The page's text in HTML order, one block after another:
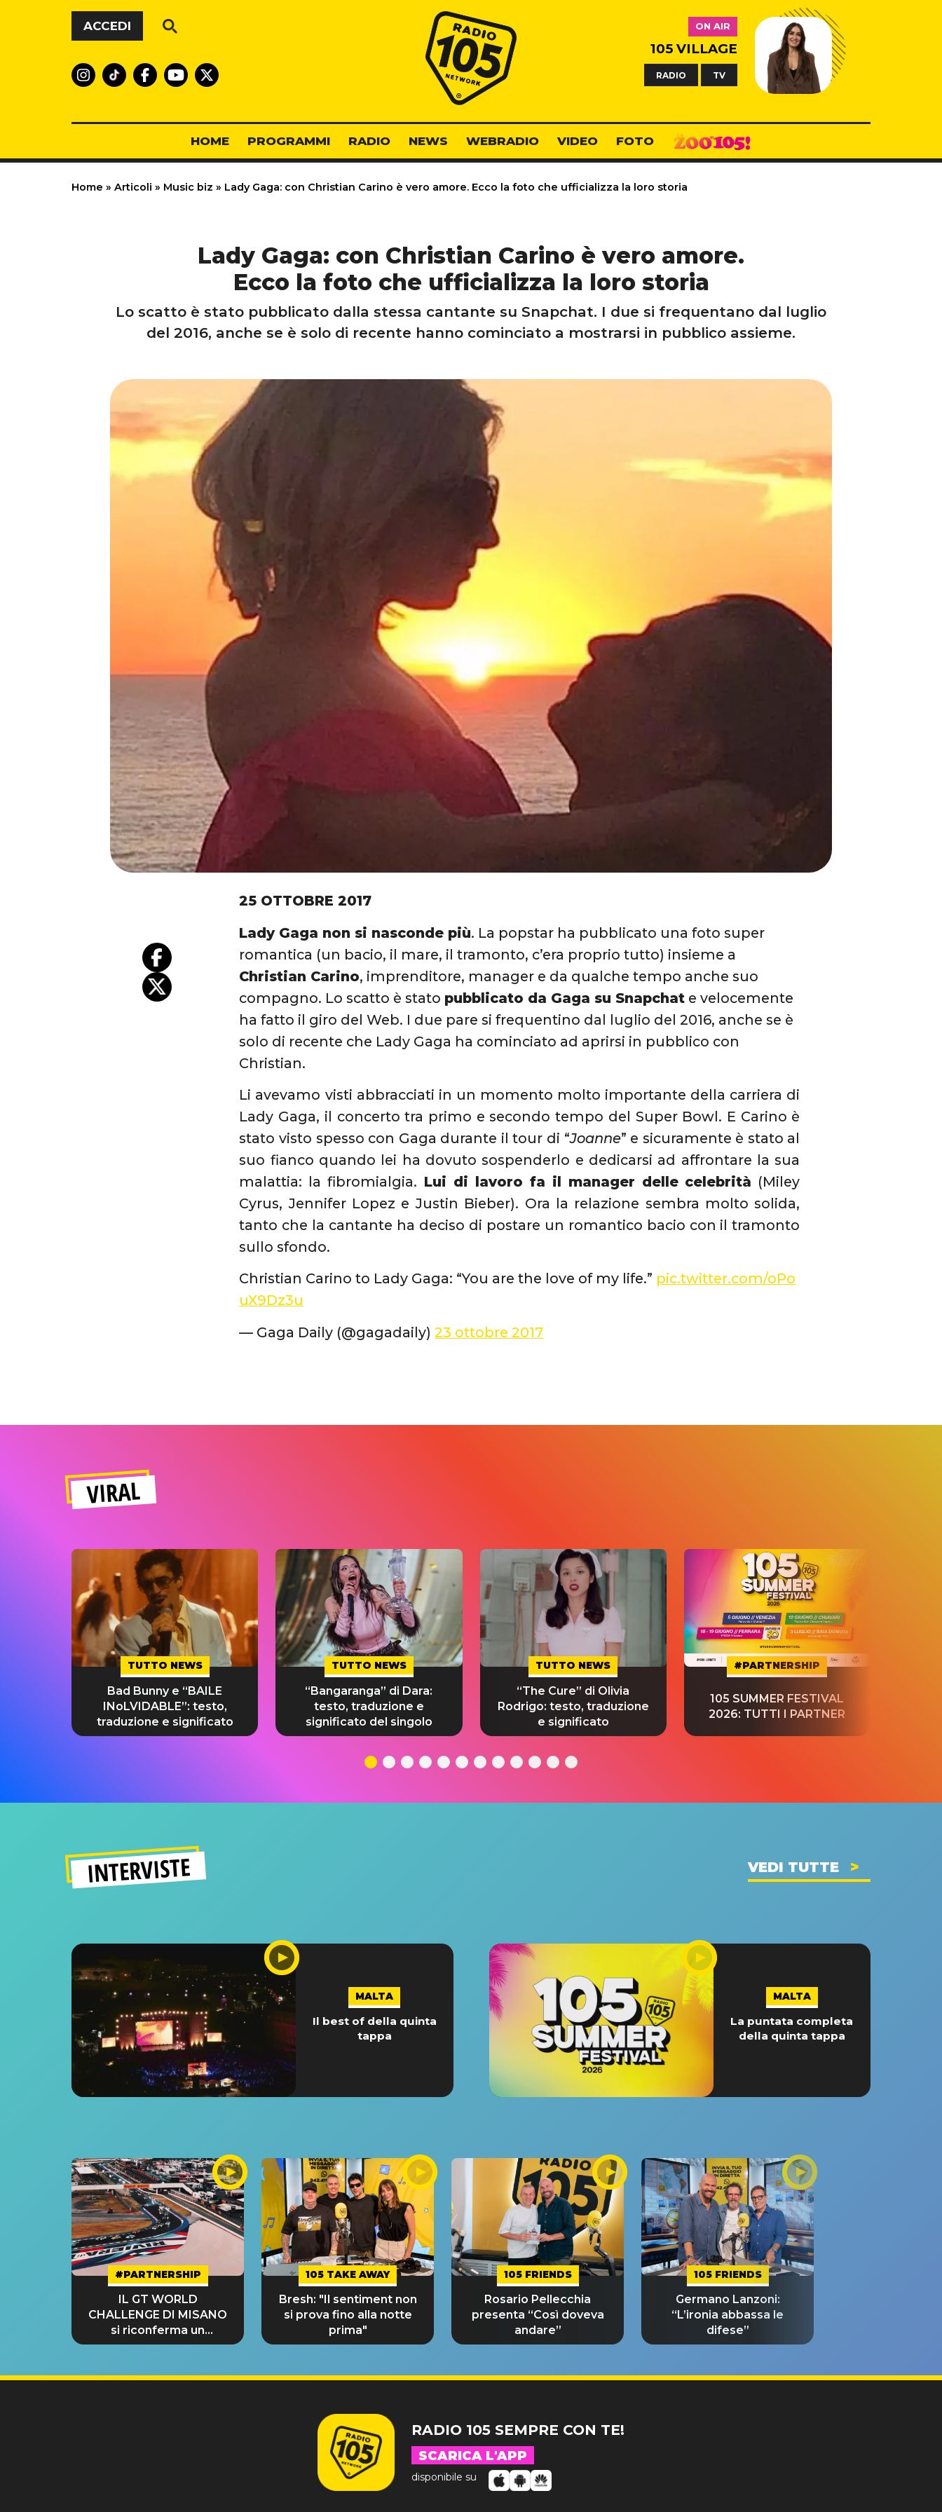
Vai al contenuto
ACCEDI
Radio 105
ON AIR
105 VILLAGE
RADIO TV
HOME PROGRAMMI RADIO NEWS WEBRADIO VIDEO FOTO
Home » Articoli » Music biz » Lady Gaga: con Christian Carino è vero amore. Ecco la foto che ufficializza la loro storia
Lady Gaga: con Christian Carino è vero amore.
Ecco la foto che ufficializza la loro storia
Lo scatto è stato pubblicato dalla stessa cantante su Snapchat. I due si frequentano dal luglio
del 2016, anche se è solo di recente hanno cominciato a mostrarsi in pubblico assieme.
25 OTTOBRE 2017
Lady Gaga non si nasconde più. La popstar ha pubblicato una foto super
romantica (un bacio, il mare, il tramonto, c’era proprio tutto) insieme a
Christian Carino, imprenditore, manager e da qualche tempo anche suo
compagno. Lo scatto è stato pubblicato da Gaga su Snapchat e velocemente
ha fatto il giro del Web. I due pare si frequentino dal luglio del 2016, anche se è
solo di recente che Lady Gaga ha cominciato ad aprirsi in pubblico con
Christian.
Li avevamo visti abbracciati in un momento molto importante della carriera di
Lady Gaga, il concerto tra primo e secondo tempo del Super Bowl. E Carino è
stato visto spesso con Gaga durante il tour di “Joanne” e sicuramente è stato al
suo fianco quando lei ha dovuto sospenderlo e dedicarsi ad affrontare la sua
malattia: la fibromialgia. Lui di lavoro fa il manager delle celebrità (Miley
Cyrus, Jennifer Lopez e Justin Bieber). Ora la relazione sembra molto solida,
tanto che la cantante ha deciso di postare un romantico bacio con il tramonto
sullo sfondo.
Christian Carino to Lady Gaga: “You are the love of my life.” pic.twitter.com/oPo
uX9Dz3u
— Gaga Daily (@gagadaily)23 ottobre 2017
VIRAL
TUTTO NEWS
Bad Bunny e “BAILE
INoLVIDABLE”: testo,
traduzione e significato
TUTTO NEWS
“Bangaranga” di Dara:
testo, traduzione e
significato del singolo
TUTTO NEWS
“The Cure” di Olivia
Rodrigo: testo, traduzione
e significato
#PARTNERSHIP
105 SUMMER FESTIVAL
2026: TUTTI I PARTNER
INTERVISTE VEDI TUTTE
MALTA
Il best of della quinta
tappa
MALTA
La puntata completa
della quinta tappa
#PARTNERSHIP
IL GT WORLD
CHALLENGE DI MISANO
si riconferma un
GRANDE SUCCESSO!
105 TAKE AWAY
Bresh: "Il sentiment non
si prova fino alla notte
prima"
105 FRIENDS
Rosario Pellecchia
presenta “Così doveva
andare”
105 FRIENDS
Germano Lanzoni:
“L’ironia abbassa le
difese”
RADIO 105 SEMPRE CON TE!
SCARICA L'APP
disponibile su